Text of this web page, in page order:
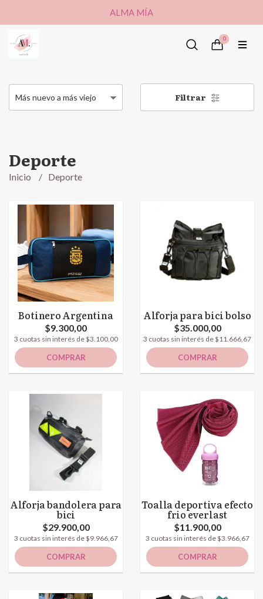
ALMA MÍA
0
Filtrar
Deporte
Inicio Deporte
Botinero Argentina
$9.300,00
3 cuotas sin interés de $3.100,00
COMPRAR
Alforja para bici bolso
$35.000,00
3 cuotas sin interés de $11.666,67
COMPRAR
Alforja bandolera para
bici
$29.900,00
3 cuotas sin interés de $9.966,67
COMPRAR
Toalla deportiva efecto
frio everlast
$11.900,00
3 cuotas sin interés de $3.966,67
COMPRAR